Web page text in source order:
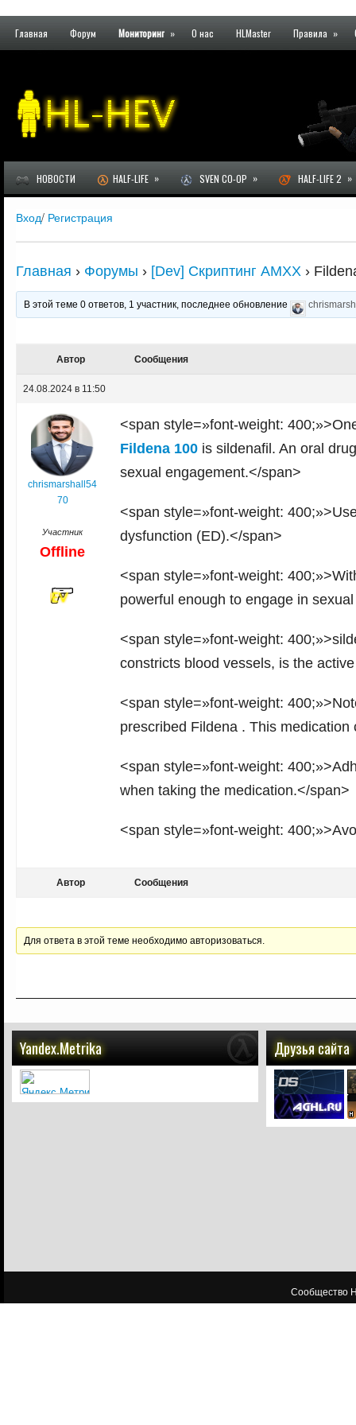
Главная Форум Мониторинг » О нас HLMaster Правила »
НОВОСТИ HALF-LIFE » SVEN CO-OP » HALF-LIFE 2 »
Вход/ Регистрация
Главная › Форумы › [Dev] Скриптинг AMXX ›
В этой теме 0 ответов, 1 участник, последнее обновление
Автор Сообщения
24.08.2024 в 11:50
chrismarshall54
70
Участник
Offline
<span style=»font-weight:
Fildena 100 is sildenafil. An oral
sexual engagement.</span>
<span style=»font-weight:
dysfunction (ED).</span>
<span style=»font-weight:
powerful enough to engage in
<span style=»font-weight:
constricts blood vessels, is the
<span style=»font-weight:
prescribed Fildena . This
<span style=»font-weight:
when taking the medication.</span>
<span style=»font-weight:
Автор Сообщения
Для ответа в этой теме необходимо авторизоваться.
Yandex.Metrika Друзья сайта
Сообщество